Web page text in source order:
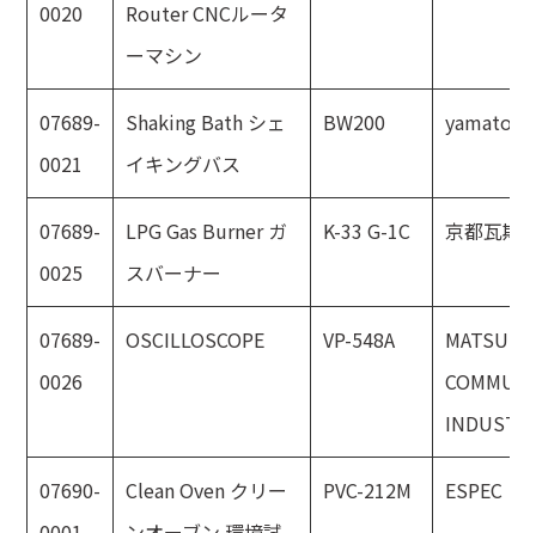
0020
Router CNCルータ
ーマシン
07689-
0021
Shaking Bath シェ
イキングバス
BW200 yamato
07689-
0025
LPG Gas Burner ガ
スバーナー
K-33 G-1C 京都瓦斯
07689-
0026
OSCILLOSCOPE VP-548A
07690-
Clean Oven クリー
PVC-212M ESPEC